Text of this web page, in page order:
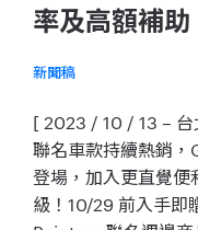
率及高額補助
新聞稿
[ 2023 / 10 / 13 –
聯名車款持續熱銷
登場，加入更直覺便
級！10/29 前入手